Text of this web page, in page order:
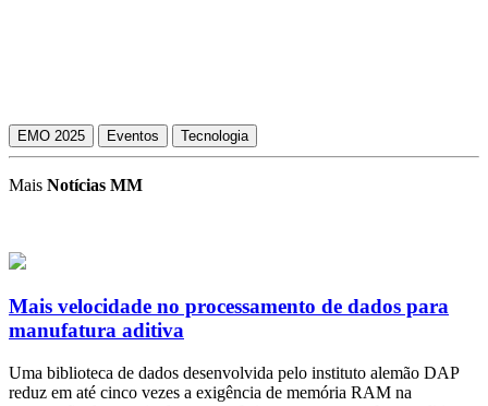
EMO 2025 Eventos Tecnologia
Mais Notícias MM
Mais velocidade no processamento de dados para
manufatura aditiva
Uma biblioteca de dados desenvolvida pelo instituto alemão DAP
reduz em até cinco vezes a exigência de memória RAM na